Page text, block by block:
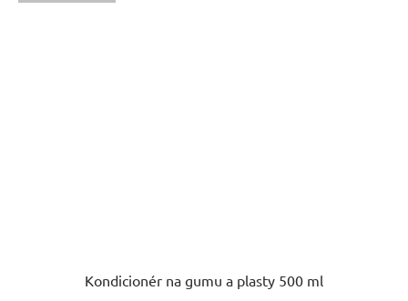
Kondicionér na gumu a plasty 500 ml